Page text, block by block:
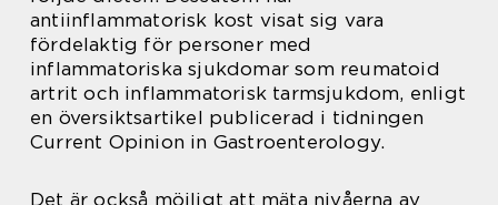
antiinflammatorisk kost visat sig vara
fördelaktig för personer med
inflammatoriska sjukdomar som reumatoid
artrit och inflammatorisk tarmsjukdom, enligt
en översiktsartikel publicerad i tidningen
Current Opinion in Gastroenterology.
Det är också möjligt att mäta nivåerna av